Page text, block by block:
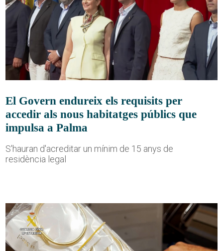
El Govern endureix els requisits per
accedir als nous habitatges públics que
impulsa a Palma
S'hauran d'acreditar un mínim de 15 anys de
residència legal